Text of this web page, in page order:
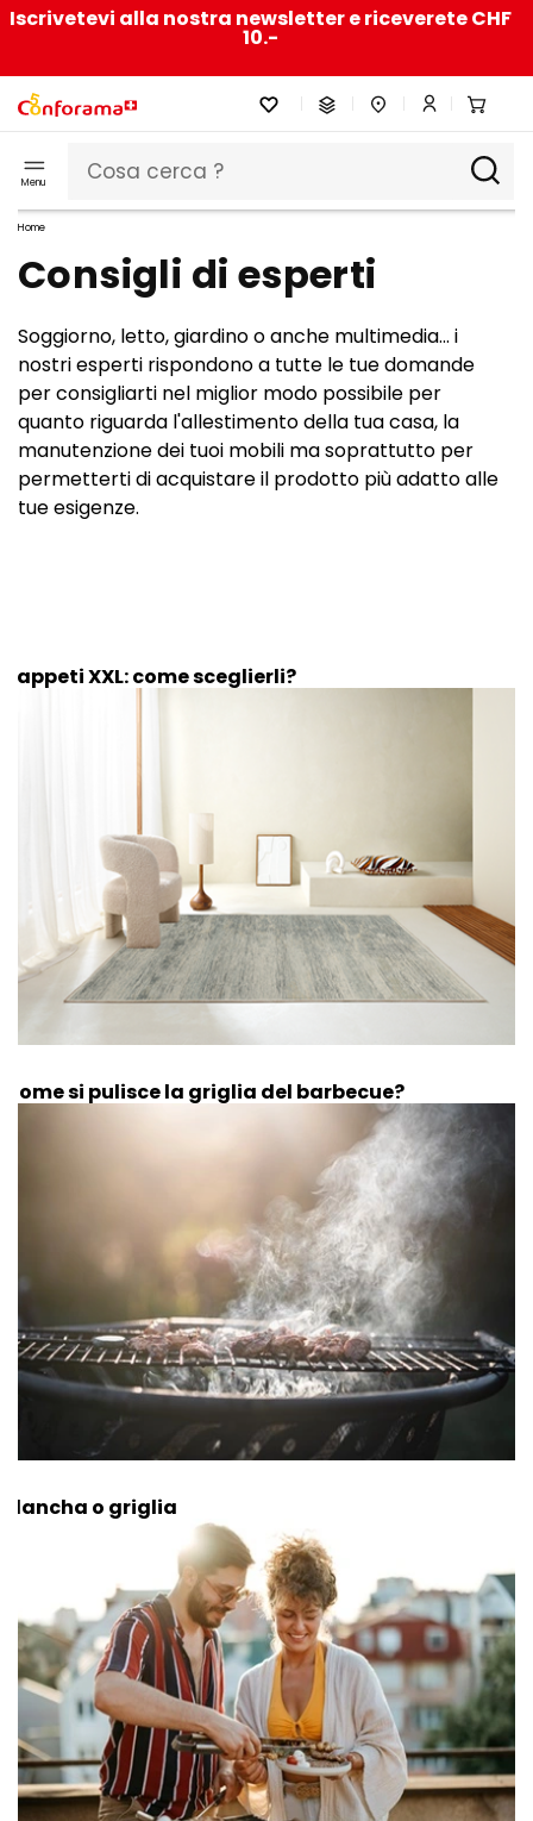
Iscrivetevi alla nostra newsletter e riceverete CHF
10.-
Menu
Home
Consigli di esperti
Soggiorno, letto, giardino o anche multimedia... i
nostri esperti rispondono a tutte le tue domande
per consigliarti nel miglior modo possibile per
quanto riguarda l'allestimento della tua casa, la
manutenzione dei tuoi mobili ma soprattutto per
permetterti di acquistare il prodotto più adatto alle
tue esigenze.
Tappeti XXL: come sceglierli?
Come si pulisce la griglia del barbecue?
Plancha o griglia